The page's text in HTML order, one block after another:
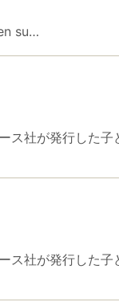
su…
社が発行した子
社が発行した子